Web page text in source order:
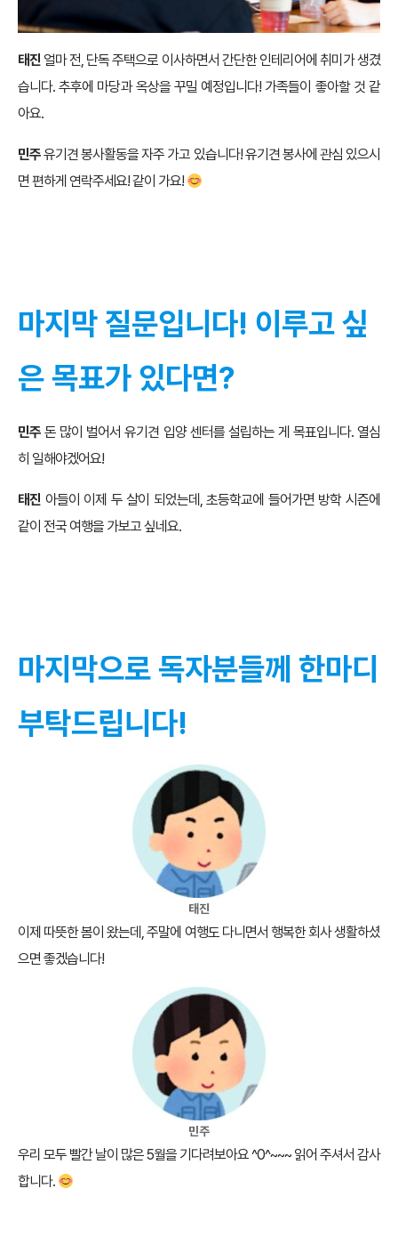
태진 얼마 전, 단독 주택으로 이사하면서 간단한 인테리어에 취미가 생겼
습니다. 추후에 마당과 옥상을 꾸밀 예정입니다! 가족들이 좋아할 것 같
아요.
민주유기견 봉사활동을 자주 가고 있습니다! 유기견 봉사에 관심 있으시
면 편하게 연락주세요! 같이 가요!
마지막 질문입니다! 이루고 싶
은 목표가 있다면?
민주돈 많이 벌어서 유기견 입양 센터를 설립하는 게 목표입니다. 열심
히 일해야겠어요!
태진 아들이 이제 두 살이 되었는데, 초등학교에 들어가면 방학 시즌에
같이 전국 여행을 가보고 싶네요.
마지막으로 독자분들께 한마디
부탁드립니다!
태진
이제 따뜻한 봄이 왔는데, 주말에 여행도 다니면서 행복한 회사 생활하셨
으면 좋겠습니다!
민주
우리 모두 빨간 날이 많은 5월을 기다려보아요 ^0^~~~ 읽어 주셔서 감사
합니다.